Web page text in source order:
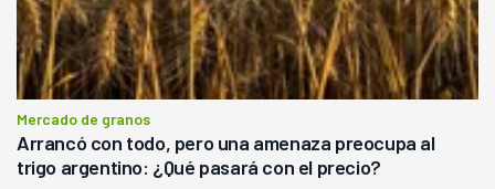
Mercado de granos
Arrancó con todo, pero una amenaza preocupa al
trigo argentino: ¿Qué pasará con el precio?